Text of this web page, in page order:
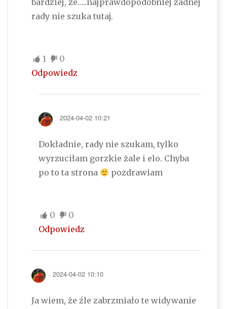
bardziej, że…..najprawdopodobniej żadnej
rady nie szuka tutaj.
1
0
Odpowiedz
2024-04-02 10:21
Dokładnie, rady nie szukam, tylko
wyrzuciłam gorzkie żale i elo. Chyba
po to ta strona
pozdrawiam
0
0
Odpowiedz
2024-04-02 10:10
Ja wiem, że źle zabrzmiało te widywanie